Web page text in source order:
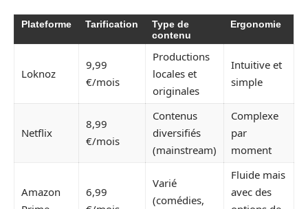
Plateforme Tarification
Type de
contenu
Ergonomie
Loknoz
9,99
€/mois
Productions
locales et
originales
Intuitive et
simple
Netflix
8,99
€/mois
Contenus
diversifiés
(mainstream)
Complexe
par
moment
Amazon
6,99
Varié
(comédies,
Fluide mais
avec des